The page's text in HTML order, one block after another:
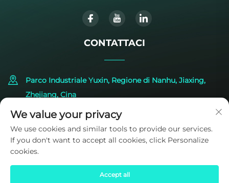
CONTATTACI
Parco Industriale Yuxin, Regione di Nanhu, Jiaxing,
Zhejiang, Cina
+86-573-83224422
[email protected]
We value your privacy
We use cookies and similar tools to provide our services.
If you don't want to accept all cookies, click Personalize
cookies.
Accept all